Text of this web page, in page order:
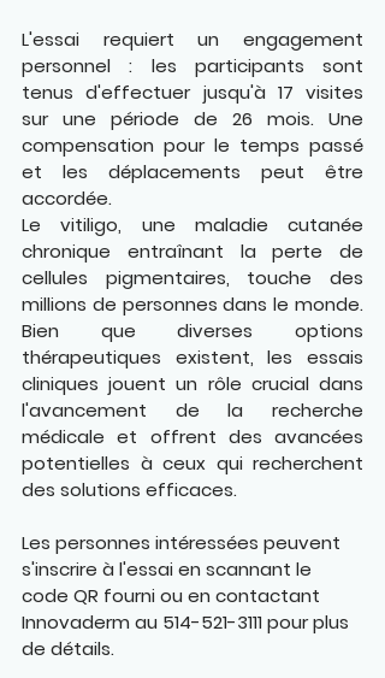
L'essai requiert un engagement
personnel : les participants sont
tenus d'effectuer jusqu'à 17 visites
sur une période de 26 mois. Une
compensation pour le temps passé
et les déplacements peut être
accordée.
Le vitiligo, une maladie cutanée
chronique entraînant la perte de
cellules pigmentaires, touche des
millions de personnes dans le monde.
Bien que diverses options
thérapeutiques existent, les essais
cliniques jouent un rôle crucial dans
l'avancement de la recherche
médicale et offrent des avancées
potentielles à ceux qui recherchent
des solutions efficaces.
Les personnes intéressées peuvent
s'inscrire à l'essai en scannant le
code QR fourni ou en contactant
Innovaderm au 514-521-3111 pour plus
de détails.